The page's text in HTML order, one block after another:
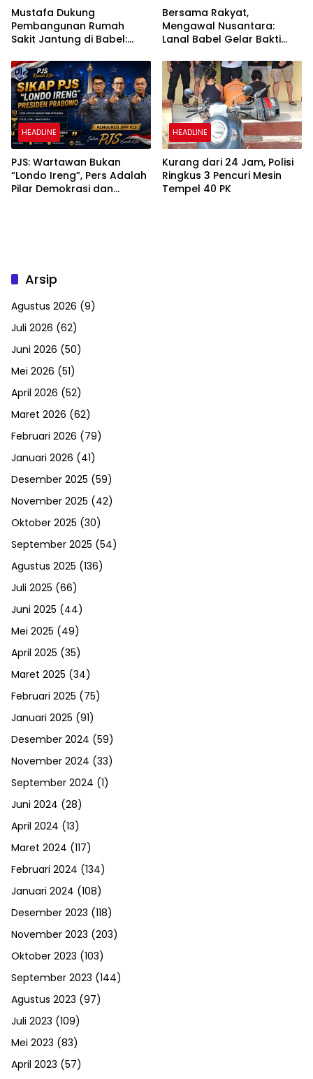
Mustafa Dukung
Pembangunan Rumah
Sakit Jantung di Babel:
Dirujuk ke Luar Daerah
Bersama Rakyat,
Mengawal Nusantara:
Lanal Babel Gelar Bakti
HEADLINE
PJS: Wartawan Bukan
“Londo Ireng”, Pers Adalah
Pilar Demokrasi dan
HEADLINE
Kurang dari 24 Jam, Polisi
Ringkus 3 Pencuri Mesin
Tempel 40 PK
Arsip
Agustus 2026 (9)
Juli 2026 (62)
Juni 2026 (50)
Mei 2026 (51)
April 2026 (52)
Maret 2026 (62)
Februari 2026 (79)
Januari 2026 (41)
Desember 2025 (59)
November 2025 (42)
Oktober 2025 (30)
September 2025 (54)
Agustus 2025 (136)
Juli 2025 (66)
Juni 2025 (44)
Mei 2025 (49)
April 2025 (35)
Maret 2025 (34)
Februari 2025 (75)
Januari 2025 (91)
Desember 2024 (59)
November 2024 (33)
September 2024 (1)
Juni 2024 (28)
April 2024 (13)
Maret 2024 (117)
Februari 2024 (134)
Januari 2024 (108)
Desember 2023 (118)
November 2023 (203)
Oktober 2023 (103)
September 2023 (144)
Agustus 2023 (97)
Juli 2023 (109)
Mei 2023 (83)
April 2023 (57)